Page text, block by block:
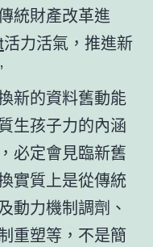
統財產改革進
活力活氣，推進新
新的資料舊動能
生孩子力的內涵
必定會見臨新舊
實質上是從傳統
動力機制調劑、
重塑等，不是簡